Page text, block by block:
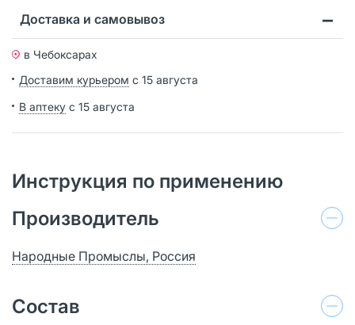
Доставка и самовывоз
в Чебоксарах
Доставим курьером с 15 августа
В аптеку с 15 августа
Инструкция по применению
Производитель
Народные Промыслы, Россия
Состав